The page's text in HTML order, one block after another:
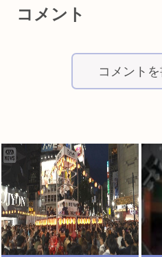
コメント
コメント